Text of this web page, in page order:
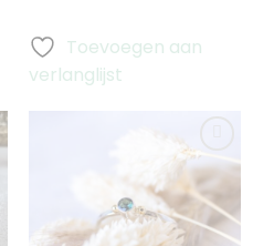
Toevoegen aan
verlanglijst
Toevoegen
aan
verlanglijst